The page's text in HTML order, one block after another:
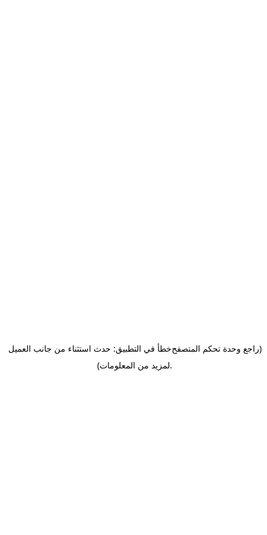
خطأ في التطبيق: حدث استثناء من جانب العميل(راجع وحدة تحكم المتصفح
لمزيد من المعلومات).